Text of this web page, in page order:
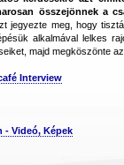
összejönnek a
jegyezte meg, hogy
alkalmával lelkes
majd megköszönte
Interview
- Videó, Képek